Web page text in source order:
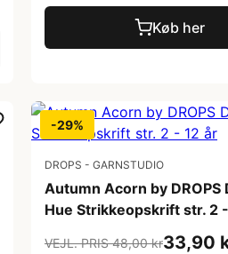
Køb her
-29%
DROPS - GARNSTUDIO
Autumn Acorn by DROPS
Hue Strikkeopskrift str. 2
VEJL. PRIS 48,00 kr33,90